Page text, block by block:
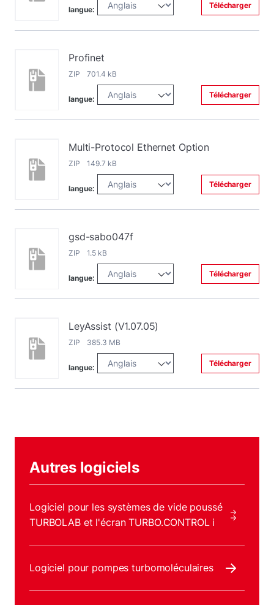
langue: Télécharger
Profinet
ZIP 701.4 kB
langue: Télécharger
Multi-Protocol Ethernet Option
ZIP 149.7 kB
langue: Télécharger
gsd-sabo047f
ZIP 1.5 kB
langue: Télécharger
LeyAssist (V1.07.05)
ZIP 385.3 MB
langue: Télécharger
Autres logiciels
Logiciel pour les systèmes de vide poussé
TURBOLAB et l'écran TURBO.CONTROL i
Logiciel pour pompes turbomoléculaires